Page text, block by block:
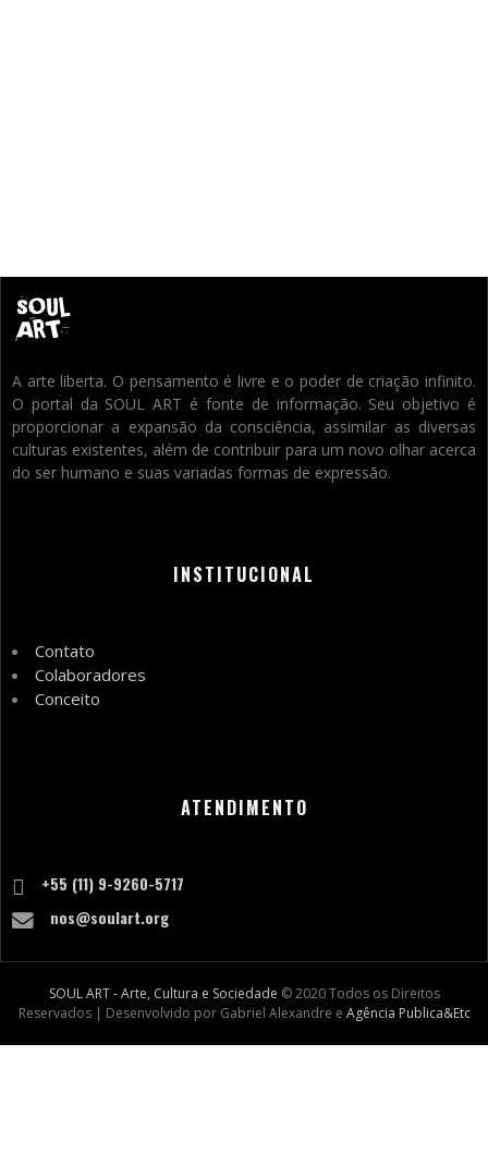
A arte liberta. O pensamento é livre e o poder de criação infinito.
O portal da SOUL ART é fonte de informação. Seu objetivo é
proporcionar a expansão da consciência, assimilar as diversas
culturas existentes, além de contribuir para um novo olhar acerca
do ser humano e suas variadas formas de expressão.
INSTITUCIONAL
Contato
Colaboradores
Conceito
ATENDIMENTO
+55 (11) 9-9260-5717
nos@soulart.org
SOUL ART - Arte, Cultura e Sociedade © 2020 Todos os Direitos
Reservados | Desenvolvido por Gabriel Alexandre e Agência Publica&Etc